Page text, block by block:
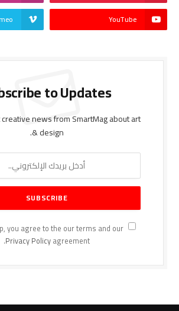
YouTube
to Updates
news from SmartMag about art
& design.
By signing up, you agree to the our terms and our
Privacy Policyagreement.